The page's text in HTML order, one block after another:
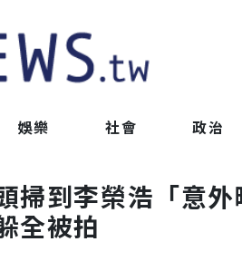
娛樂 社會 政治
掃到李榮浩「意
全被拍